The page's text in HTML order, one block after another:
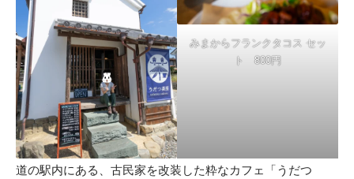
みまからフランクタコス セッ
ト 800円
道の駅内にある、古民家を改装した粋なカフェ「うだつ